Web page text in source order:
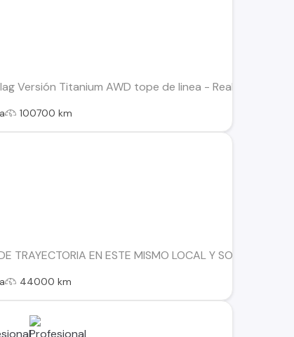
Versión Titanium AWD tope de linea - Realmente
100700 km
TRAYECTORIA EN ESTE MISMO LOCAL Y SOMOS
44000 km